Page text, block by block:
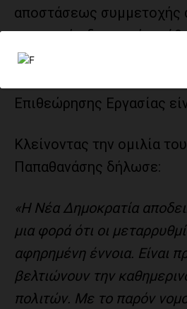
αποστάσεως συμμετοχής
εργατικών διαφορών,
σημασία για
Επιθεώρησης Εργασίας
Κλείνοντας την ομιλία
Παπαθανάσης δήλωσε:
«Η Νέα Δημοκρατία
μια φορά ότι οι
αφηρημένη έννοια. Είναι
βελτιώνουν την
πολιτών. Με το παρόν